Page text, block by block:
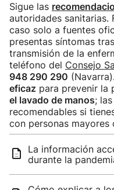
Sigue las
autoridades sanitarias.
caso solo a fuentes
presentas síntomas
transmisión de la
teléfono del Consejo
948 290 290
eficaz para prevenir la
el lavado de manos;
recomendables si
con personas mayores
La información
durante la